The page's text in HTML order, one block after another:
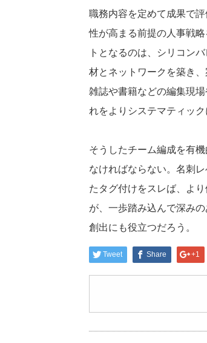
職務内容を定めて成果で
性が高まる前提の人事戦
トとなるのは、シリコン
材とネットワークを築き
雑誌や書籍などの編集現
れをよりシステマティッ
そうしたチーム編成を有
なければならない。名刺
たタグ付けをスレば、よ
が、一歩踏み込んで深み
創出にも役立つだろう。
Tweet Share +1